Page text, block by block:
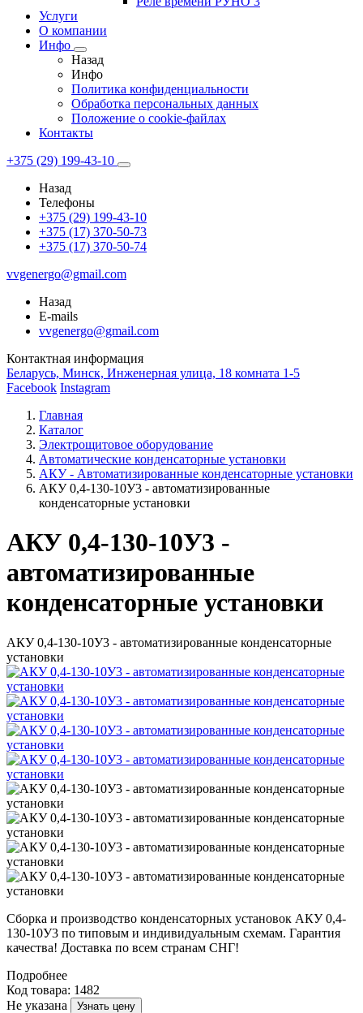
Услуги
О компании
Инфо
Назад
Инфо
Политика конфиденциальности
Обработка персональных данных
Положение о cookie-файлах
Контакты
+375 (29) 199-43-10
Назад
Телефоны
+375 (29) 199-43-10
+375 (17) 370-50-73
+375 (17) 370-50-74
vvgenergo@gmail.com
Назад
E-mails
vvgenergo@gmail.com
Контактная информация
Беларусь, Минск, Инженерная улица, 18 комната 1-5
Facebook Instagram
Главная
Каталог
Электрощитовое оборудование
Автоматические конденсаторные установки
АКУ - Автоматизированные конденсаторные установки
АКУ 0,4-130-10У3 - автоматизированные
конденсаторные установки
АКУ 0,4-130-10У3 -
автоматизированные
конденсаторные установки
АКУ 0,4-130-10У3 - автоматизированные конденсаторные
установки
Сборка и производство конденсаторных установок АКУ 0,4-
130-10У3 по типовым и индивидуальным схемам. Гарантия
качества! Доставка по всем странам СНГ!
Подробнее
Код товара: 1482
Не указана
Узнать цену